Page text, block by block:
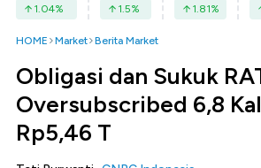
1.04% 1.5% 1.81%
HOME Market Berita Market
Obligasi dan Sukuk
Oversubscribed 6,8
Rp5,46 T